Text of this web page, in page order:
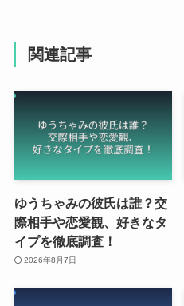
関連記事
ゆうちゃみの彼氏は誰？交
際相手や恋愛観、好きなタ
イプを徹底調査！
2026年8月7日